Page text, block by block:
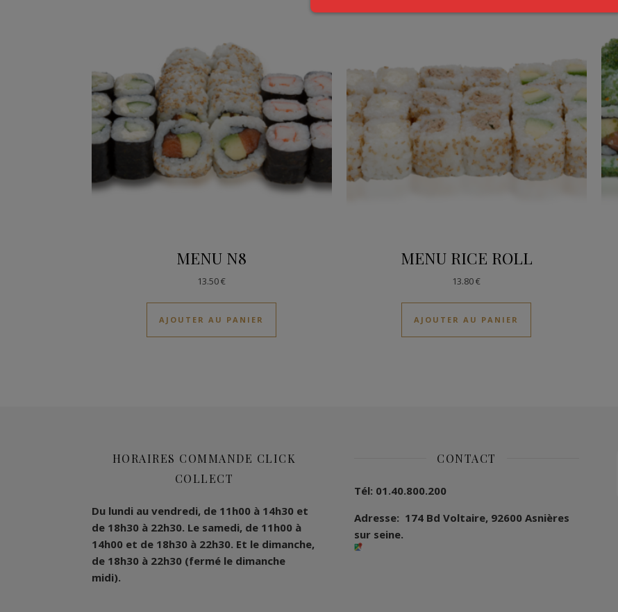
MENU N8
13.50€
AJOUTER AU PANIER
MENU RICE ROLL
13.80€
AJOUTER AU PANIER
HORAIRES COMMANDE CLICK
COLLECT
Du lundi au vendredi, de 11h00 à 14h30 et
de 18h30 à 22h30. Le samedi, de 11h00 à
14h00 et de 18h30 à 22h30. Et le dimanche,
de 18h30 à 22h30 (fermé le dimanche
midi).
CONTACT
Tél: 01.40.800.200
Adresse: 174 Bd Voltaire, 92600 Asnières
sur seine.